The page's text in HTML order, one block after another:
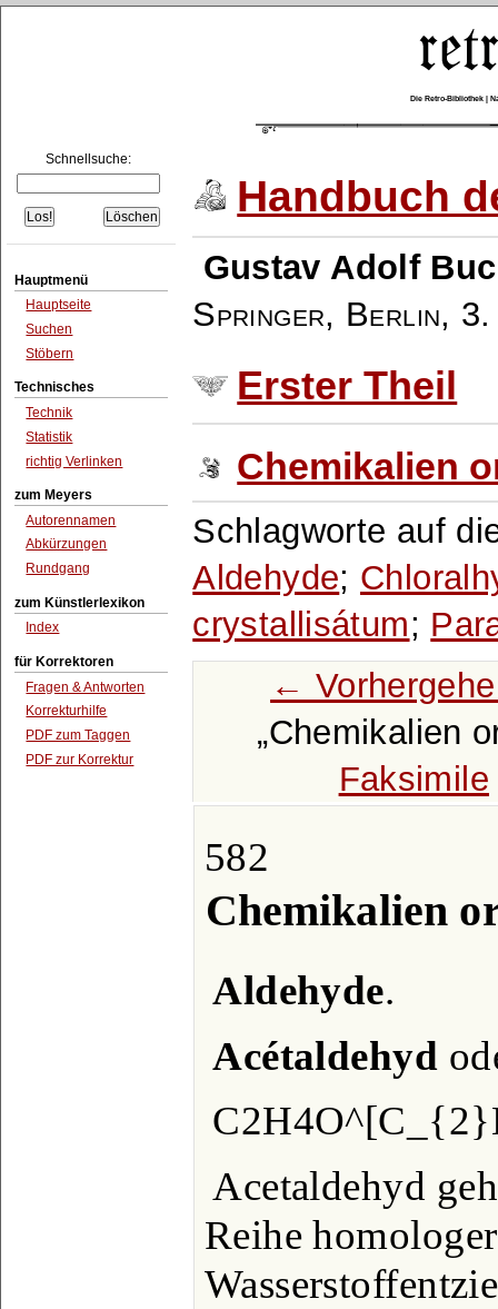
Die Retro-Bibliothek |
Schnellsuche:
Hauptmenü
Hauptseite
Suchen
Stöbern
Technisches
Technik
Statistik
richtig Verlinken
zum Meyers
Autorennamen
Abkürzungen
Rundgang
zum Künstlerlexikon
Index
für Korrektoren
Fragen & Antworten
Korrekturhilfe
PDF zum Taggen
PDF zur Korrektur
Handbuch
Gustav Adolf
Springer, Berlin,
Erster Theil
Chemikalien
Schlagworte auf
Aldehyde;
crystallisátum;
←
Chemikalien
Faksimile
582
Chemikalien
Aldehyde.
Acétaldehyd
Acetaldehyd
Reihe